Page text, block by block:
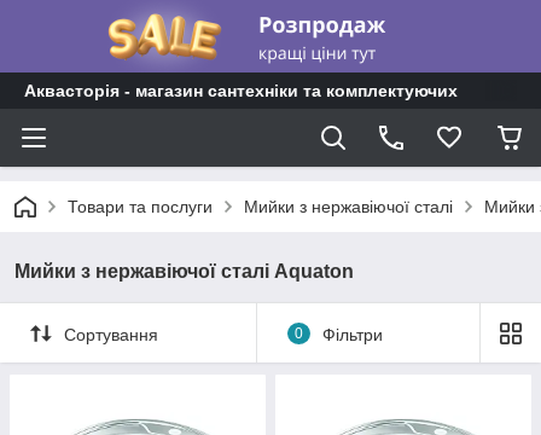
Аквасторія - магазин сантехніки та комплектуючих
Товари та послуги Мийки з нержавіючої сталі Мийки
Мийки з нержавіючої сталі Aquaton
Сортування 0 Фільтри